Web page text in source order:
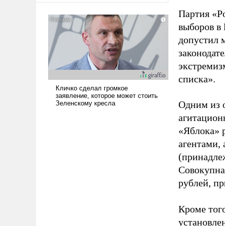
Сложившаяся ситуация
означает многолетний период
уязвимости США, например,
перед Китаем.
Партия
выборов в
допустил
списка».
Одним из
«Яблока»
агентами,
рублей,
Кроме